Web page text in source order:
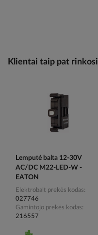
Klientai taip pat rinkosi
Lemputė balta 12-30V
AC/DC M22-LED-W -
EATON
Elektrobalt prekės kodas
027746
Gamintojo prekės kodas
216557